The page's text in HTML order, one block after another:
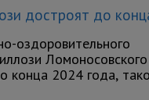
достроят до
оздоровительного
Ломоносовского
конца 2024 года,